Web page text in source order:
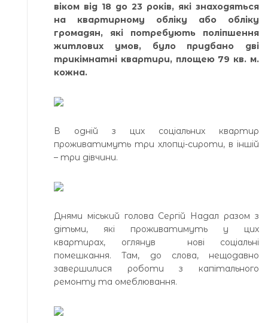
віком від 18 до 23 років, які знаходяться
на квартирному обліку або обліку
громадян, які потребують поліпшення
житлових умов, було придбано дві
трикімнатні квартири, площею 79 кв. м.
кожна.
В одній з цих соціальних квартир
проживатимуть три хлопці-сироти, в іншій
– три дівчини.
Днями міський голова Сергій Надал разом з
дітьми, які проживатимуть у цих
квартирах, оглянув нові соціальні
помешкання. Там, до слова, нещодавно
завершилися роботи з капітального
ремонту та омеблювання.